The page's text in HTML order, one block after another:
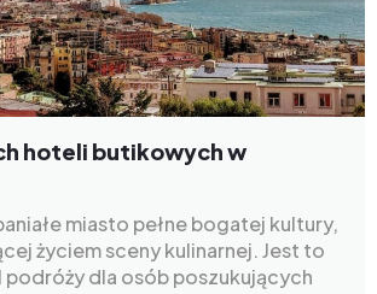
hoteli butikowych w
miasto pełne bogatej kultury,
życiem sceny kulinarnej. Jest to
dla osób poszukujących